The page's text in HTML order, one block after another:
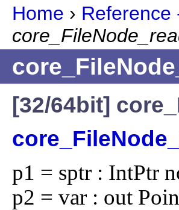
Home › Reference
[32/64bit]
p1 = sptr : IntPtr
p2 = var : out